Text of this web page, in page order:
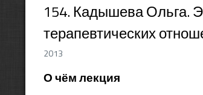
154. Кадышева Ольга.
терапевтических
2013
О чём лекция